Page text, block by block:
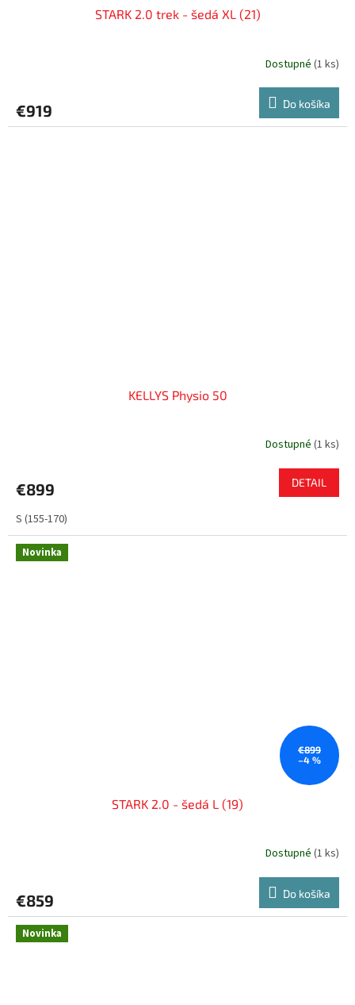
STARK 2.0 trek - šedá XL (21)
Dostupné (1 ks)
€919 Do košíka
KELLYS Physio 50
Dostupné (1 ks)
€899 DETAIL
S (155-170)
Novinka
€899
–4 %
STARK 2.0 - šedá L (19)
Dostupné (1 ks)
€859 Do košíka
Novinka